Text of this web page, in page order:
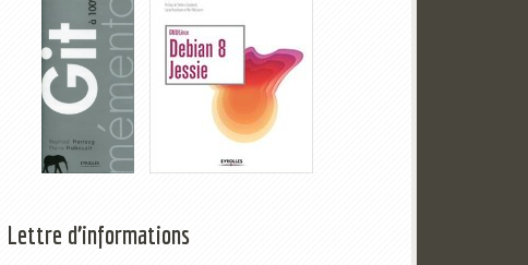
Lettre d’informations